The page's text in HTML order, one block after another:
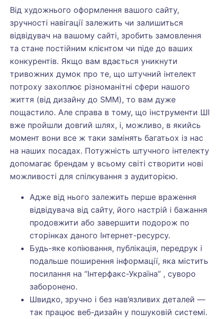
Від художнього оформлення вашого сайту,
зручності навігації залежить чи залишиться
відвідувач на вашому сайті, зробить замовлення
та стане постійним клієнтом чи піде до ваших
конкурентів. Якщо вам вдається уникнути
тривожних думок про те, що штучний інтелект
потроху захоплює різноманітні сфери нашого
життя (від дизайну до SMM), то вам дуже
пощастило. Але справа в тому, що інструменти ШІ
вже пройшли довгий шлях, і, можливо, в якийсь
момент вони все ж таки замінять багатьох із нас
на наших посадах. Потужність штучного інтелекту
допомагає брендам у всьому світі створити нові
можливості для спілкування з аудиторією.
Адже від нього залежить перше враження
відвідувача від сайту, його настрій і бажання
продовжити або завершити подорож по
сторінках даного Інтернет-ресурсу.
Будь-яке копiювання, публiкацiя, передрук і
подальше поширення інформації, яка містить
посилання на “Інтерфакс-Україна” , суворо
заборонено.
Швидко, зручно і без нав’язливих деталей —
так працює веб-дизайн у пошуковій системі.